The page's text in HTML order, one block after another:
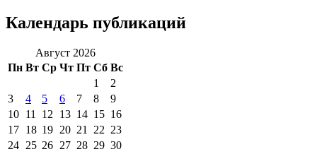
Календарь публикаций
Август 2026
Пн Вт Ср Чт Пт Сб Вс
1
2
3
4 5 6 7 8
9
10 11 12 13 14 15 16
17 18 19 20 21 22 23
24 25 26 27 28 29 30